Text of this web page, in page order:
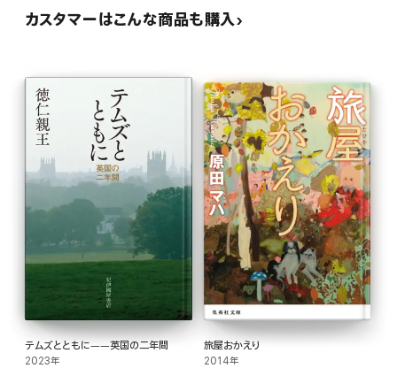
カスタマーはこんな商品も購入
テムズとともに――英国の二年間
2023年
旅屋おかえり
2014年